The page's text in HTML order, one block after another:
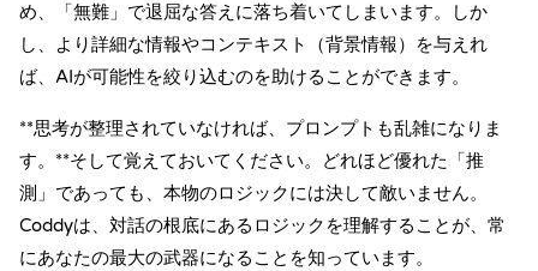
め、「無難」で退屈な答えに落ち着いてしまいます。しか
し、より詳細な情報やコンテキスト（背景情報）を与えれ
ば、AIが可能性を絞り込むのを助けることができます。
**思考が整理されていなければ、プロンプトも乱雑になりま
す。**そして覚えておいてください。どれほど優れた「推
測」であっても、本物のロジックには決して敵いません。
Coddyは、対話の根底にあるロジックを理解することが、常
にあなたの最大の武器になることを知っています。